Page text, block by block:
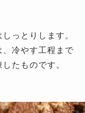
っとりします。
冷やす工程まで
たものです。